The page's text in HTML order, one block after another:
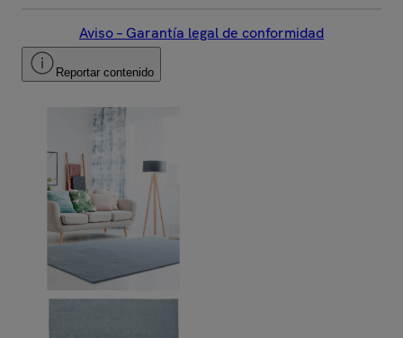
Aviso – Garantía legal de conformidad
Reportar contenido